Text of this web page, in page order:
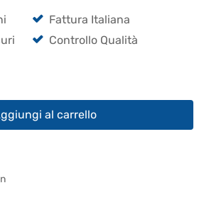
Fattura Italiana
Controllo Qualità
al carrello